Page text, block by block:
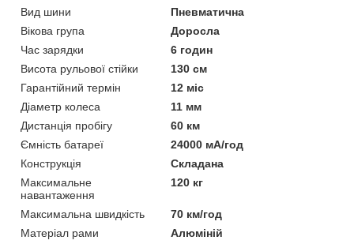
Вид шини
Пневматична
Вікова група
Доросла
Час зарядки
6 годин
Висота рульової стійки
130 см
Гарантійний термін
12 міс
Діаметр колеса
11 мм
Дистанція пробігу
60 км
Ємність батареї
24000 мА/год
Конструкція
Складана
Максимальне
навантаження
120 кг
Максимальна швидкість
70 км/год
Матеріал рами
Алюміній